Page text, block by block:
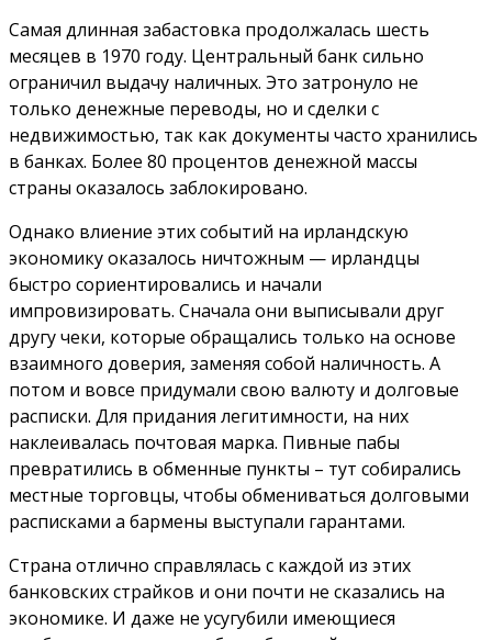
Самая длинная забастовка продолжалась шесть
месяцев в 1970 году. Центральный банк сильно
ограничил выдачу наличных. Это затронуло не
только денежные переводы, но и сделки с
недвижимостью, так как документы часто хранились
в банках. Более 80 процентов денежной массы
страны оказалось заблокировано.
Однако влиение этих событий на ирландскую
экономику оказалось ничтожным — ирландцы
быстро сориентировались и начали
импровизировать. Сначала они выписывали друг
другу чеки, которые обращались только на основе
взаимного доверия, заменяя собой наличность. А
потом и вовсе придумали свою валюту и долговые
расписки. Для придания легитимности, на них
наклеивалась почтовая марка. Пивные пабы
превратились в обменные пункты – тут собирались
местные торговцы, чтобы обмениваться долговыми
расписками а бармены выступали гарантами.
Страна отлично справлялась с каждой из этих
банковских страйков и они почти не сказались на
экономике. И даже не усугубили имеющиеся